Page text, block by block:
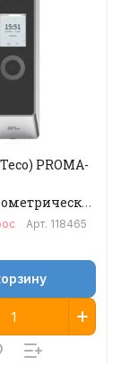
PROMA-
Арт. 118465